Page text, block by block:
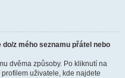
z mého seznamu přátel nebo
dvěma způsoby. Po kliknutí na
uživatele, kde najdete